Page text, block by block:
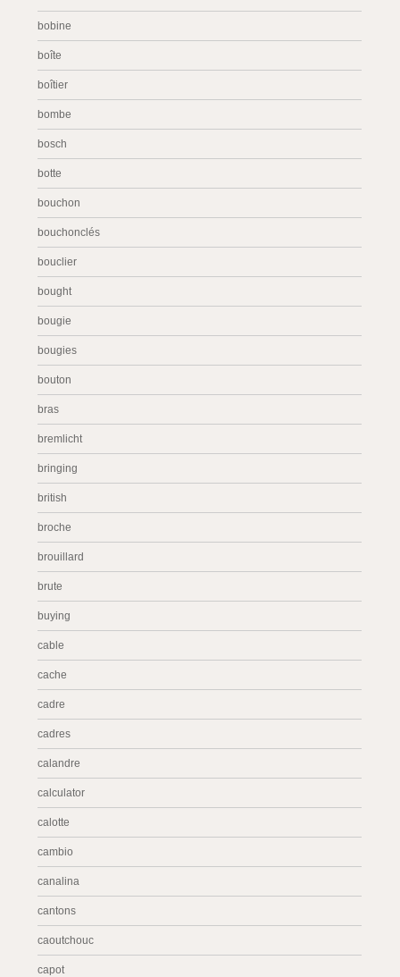
bobine
boîte
boîtier
bombe
bosch
botte
bouchon
bouchonclés
bouclier
bought
bougie
bougies
bouton
bras
bremlicht
bringing
british
broche
brouillard
brute
buying
cable
cache
cadre
cadres
calandre
calculator
calotte
cambio
canalina
cantons
caoutchouc
capot